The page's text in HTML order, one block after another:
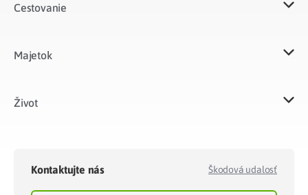
Cestovanie
Majetok​
Život​
Kontaktujte nás Škodová udalosť